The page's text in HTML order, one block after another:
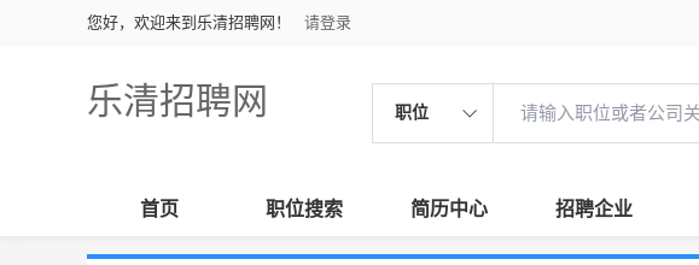
您好，欢迎来到乐清招聘网！ 请登录
乐清招聘网 职位
首页 职位搜索 简历中心 招聘企业